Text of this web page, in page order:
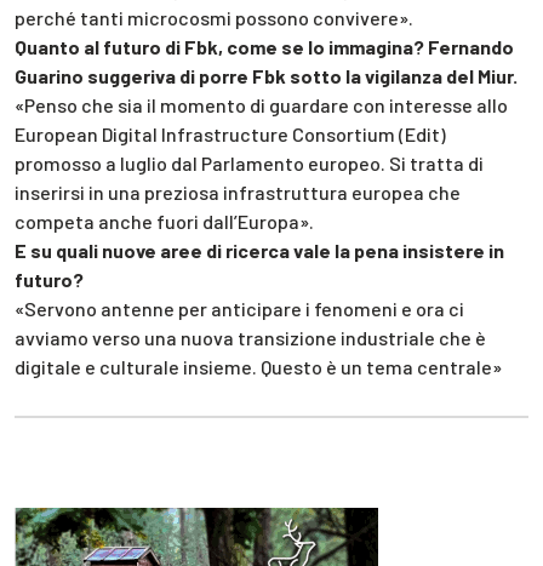
perché tanti microcosmi possono convivere».
Quanto al futuro di Fbk, come se lo immagina? Fernando
Guarino suggeriva di porre Fbk sotto la vigilanza del Miur.
«Penso che sia il momento di guardare con interesse allo
European Digital Infrastructure Consortium (Edit)
promosso a luglio dal Parlamento europeo. Si tratta di
inserirsi in una preziosa infrastruttura europea che
competa anche fuori dall’Europa».
E su quali nuove aree di ricerca vale la pena insistere in
futuro?
«Servono antenne per anticipare i fenomeni e ora ci
avviamo verso una nuova transizione industriale che è
digitale e culturale insieme. Questo è un tema centrale»